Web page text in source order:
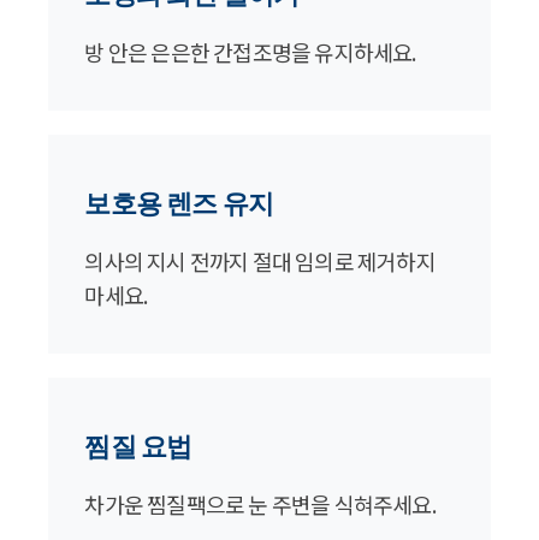
방 안은 은은한 간접조명을 유지하세요.
보호용 렌즈 유지
의사의 지시 전까지 절대 임의로 제거하지
마세요.
찜질 요법
차가운 찜질팩으로 눈 주변을 식혀주세요.